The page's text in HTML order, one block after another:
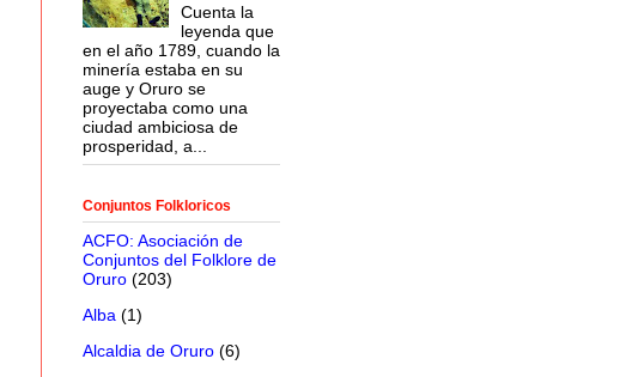
Cuenta la
leyenda que
en el año 1789, cuando la
minería estaba en su
auge y Oruro se
proyectaba como una
ciudad ambiciosa de
prosperidad, a...
Conjuntos Folkloricos
ACFO: Asociación de
Conjuntos del Folklore de
Oruro (203)
Alba (1)
Alcaldia de Oruro (6)